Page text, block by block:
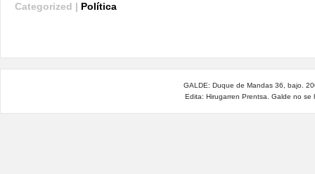
Categorized | Política
GALDE: Duque de Mandas 36, bajo.
Edita: Hirugarren Prentsa. Galde no